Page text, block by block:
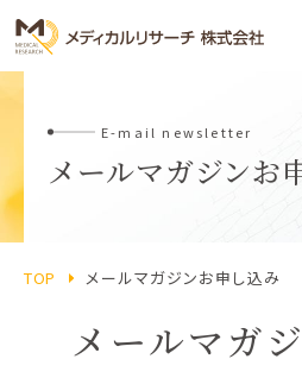
E-mail newsletter
メールマガジンお
TOP メールマガジンお申し込み
メールマガ